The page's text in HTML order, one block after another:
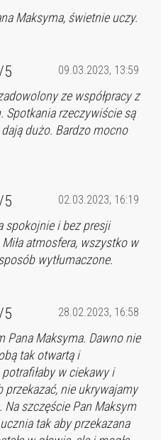
Maksyma, świetnie uczy.
09.03.2023, 13:59
5
ze współpracy z
Spotkania rzeczywiście są
dużo. Bardzo mocno
02.03.2023, 16:19
5
spokojnie i bez presji
atmosfera, wszystko w
wytłumaczone.
28.02.2023, 16:58
5
Pana Maksyma. Dawno nie
tak otwartą i
w ciekawy i
przekazać, nie ukrywajamy
Na szczęście Pan Maksym
tak aby przekazana